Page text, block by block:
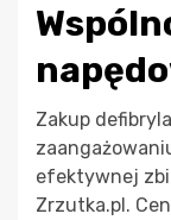
Zakup
efektywnej
Zrzutka.pl.